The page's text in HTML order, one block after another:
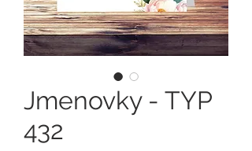
Jmenovky - TYP
432